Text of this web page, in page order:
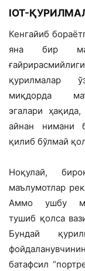
IOT-
Кенгайиб
яна бир
қурилмалар
миқдорда
эгалари
айнан нимани
қилиб бўлмай
Ноқулай,
маълумотлар
Аммо ушбу
тушиб қолса
Бундай
батафсил